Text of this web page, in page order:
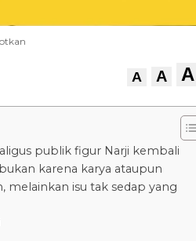
A A A
publik figur Narji kembali
karena karya ataupun
melainkan isu tak sedap yang